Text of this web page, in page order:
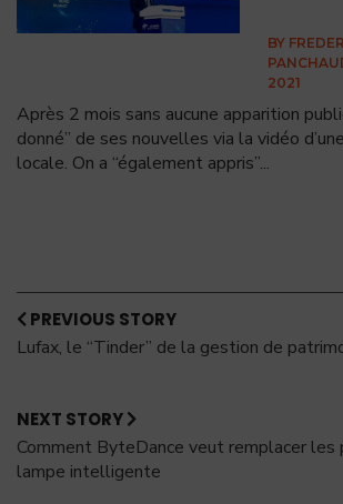
BY
2021
Après 2 mois sans aucune apparition
donné” de ses nouvelles via la vidéo
locale. On a “également appris”...
PREVIOUS STORY
Lufax, le “Tinder” de la gestion de
NEXT STORY
Comment ByteDance veut remplacer les
lampe intelligente